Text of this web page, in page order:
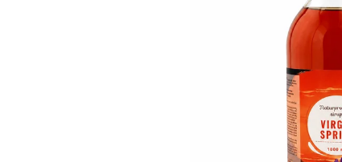
IQ MAG KŘEČE FORTE - SILNĚJŠÍ